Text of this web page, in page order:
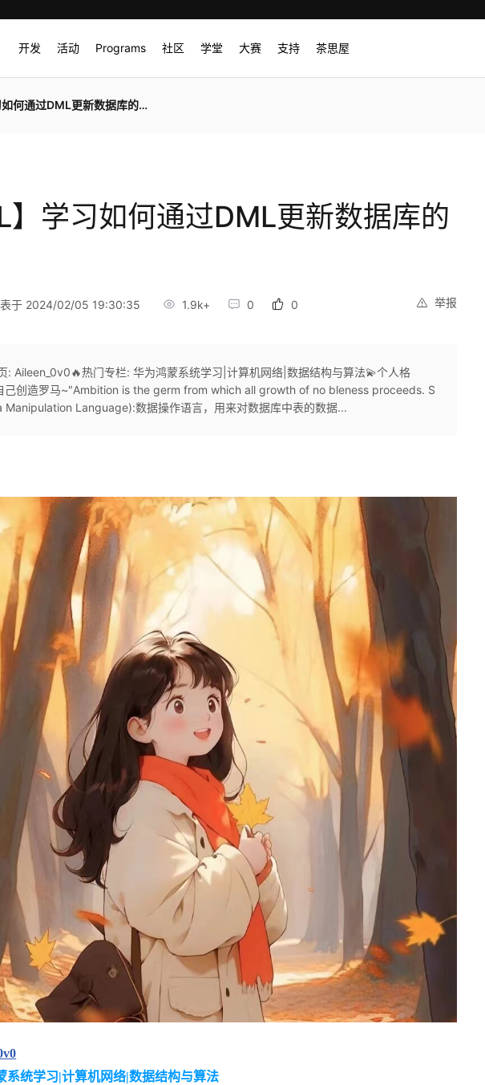
开发 活动 Programs 社区 学堂 大赛 支持 茶思屋
何通过DML更新数据库的数据
】学习如何通过DML更新数据库的
举报
于 2024/02/05 19:30:35 1.9k+ 0 0
: Aileen_0v0🔥热门专栏: 华为鸿蒙系统学习|计算机网络|数据结构与算法​💫个人格
己创造罗马~"Ambition is the germ from which all growth of no bleness proceeds. S
Manipulation Language):数据操作语言，用来对数据库中表的数据...
系统学习|计算机网络|数据结构与算法